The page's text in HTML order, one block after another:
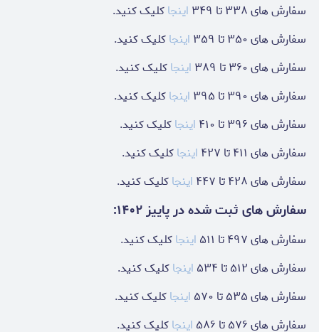
سفارش های ۳۳۸ تا ۳۴۹
اینجاکلیک کنید.
سفارش های ۳۵۰ تا ۳۵۹
اینجاکلیک کنید.
سفارش های ۳۶۰ تا ۳۸۹
اینجاکلیک کنید.
سفارش های ۳۹۰ تا ۳۹۵
اینجاکلیک کنید.
سفارش های ۳۹۶ تا ۴۱۰
اینجاکلیک کنید.
سفارش های ۴۱۱ تا ۴۲۷
اینجاکلیک کنید.
سفارش های ۴۲۸ تا ۴۴۷
اینجاکلیک کنید.
سفارش های ثبت شده در پاییز ۱۴۰۲:
سفارش های ۴۹۷ تا ۵۱۱ اینجاکلیک کنید.
سفارش های ۵۱۲ تا ۵۳۴
اینجاکلیک کنید.
سفارش های ۵۳۵ تا ۵۷۰
اینجاکلیک کنید.
سفارش های ۵۷۶ تا ۵۸۶
اینجاکلیک کنید.